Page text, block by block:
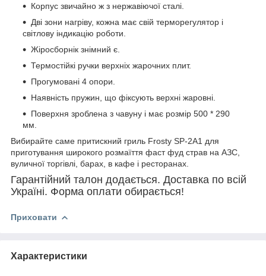
Корпус звичайно ж з нержавіючої сталі.
Дві зони нагріву, кожна має свій терморегулятор і
світлову індикацію роботи.
Жіросборнік знімний є.
Термостійкі ручки верхніх жарочних плит.
Прогумовані 4 опори.
Наявність пружин, що фіксують верхні жаровні.
Поверхня зроблена з чавуну і має розмір 500 * 290
мм.
Вибирайте саме притискний гриль Frosty SP-2A1 для
приготування широкого розмаїття фаст фуд страв на АЗС,
вуличної торгівлі, барах, в кафе і ресторанах.
Гарантійний талон додається. Доставка по всій
Україні. Форма оплати обирається!
Приховати
Характеристики